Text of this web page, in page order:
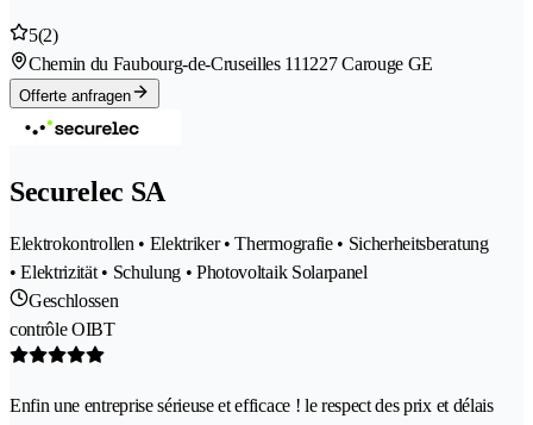
5(2)
Chemin du Faubourg-de-Cruseilles 111227 Carouge GE
Offerte anfragen
Securelec SA
Elektrokontrollen • Elektriker • Thermografie • Sicherheitsberatung
• Elektrizität • Schulung • Photovoltaik Solarpanel
Geschlossen
contrôle OIBT
Enfin une entreprise sérieuse et efficace ! le respect des prix et délais